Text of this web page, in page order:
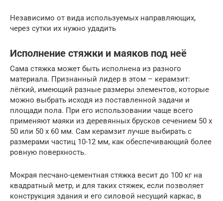
Независимо от вида используемых направляющих,
через сутки их нужно удадить
Исполнение стяжки и маяков под неё
Сама стяжка может быть исполнена из разного
материала. Признанный лидер в этом – керамзит:
лёгкий, имеющий разные размеры элементов, которые
можно выбрать исходя из поставленной задачи и
площади пола. При его использовании чаще всего
применяют маяки из деревянных брусков сечением 50 х
50 или 50 х 60 мм. Сам керамзит лучше выбирать с
размерами частиц 10-12 мм, как обеспечивающий более
ровную поверхность.
Мокрая песчано-цементная стяжка весит до 100 кг на
квадратный метр, и для таких стяжек, если позволяет
конструкция здания и его силовой несущий каркас, в